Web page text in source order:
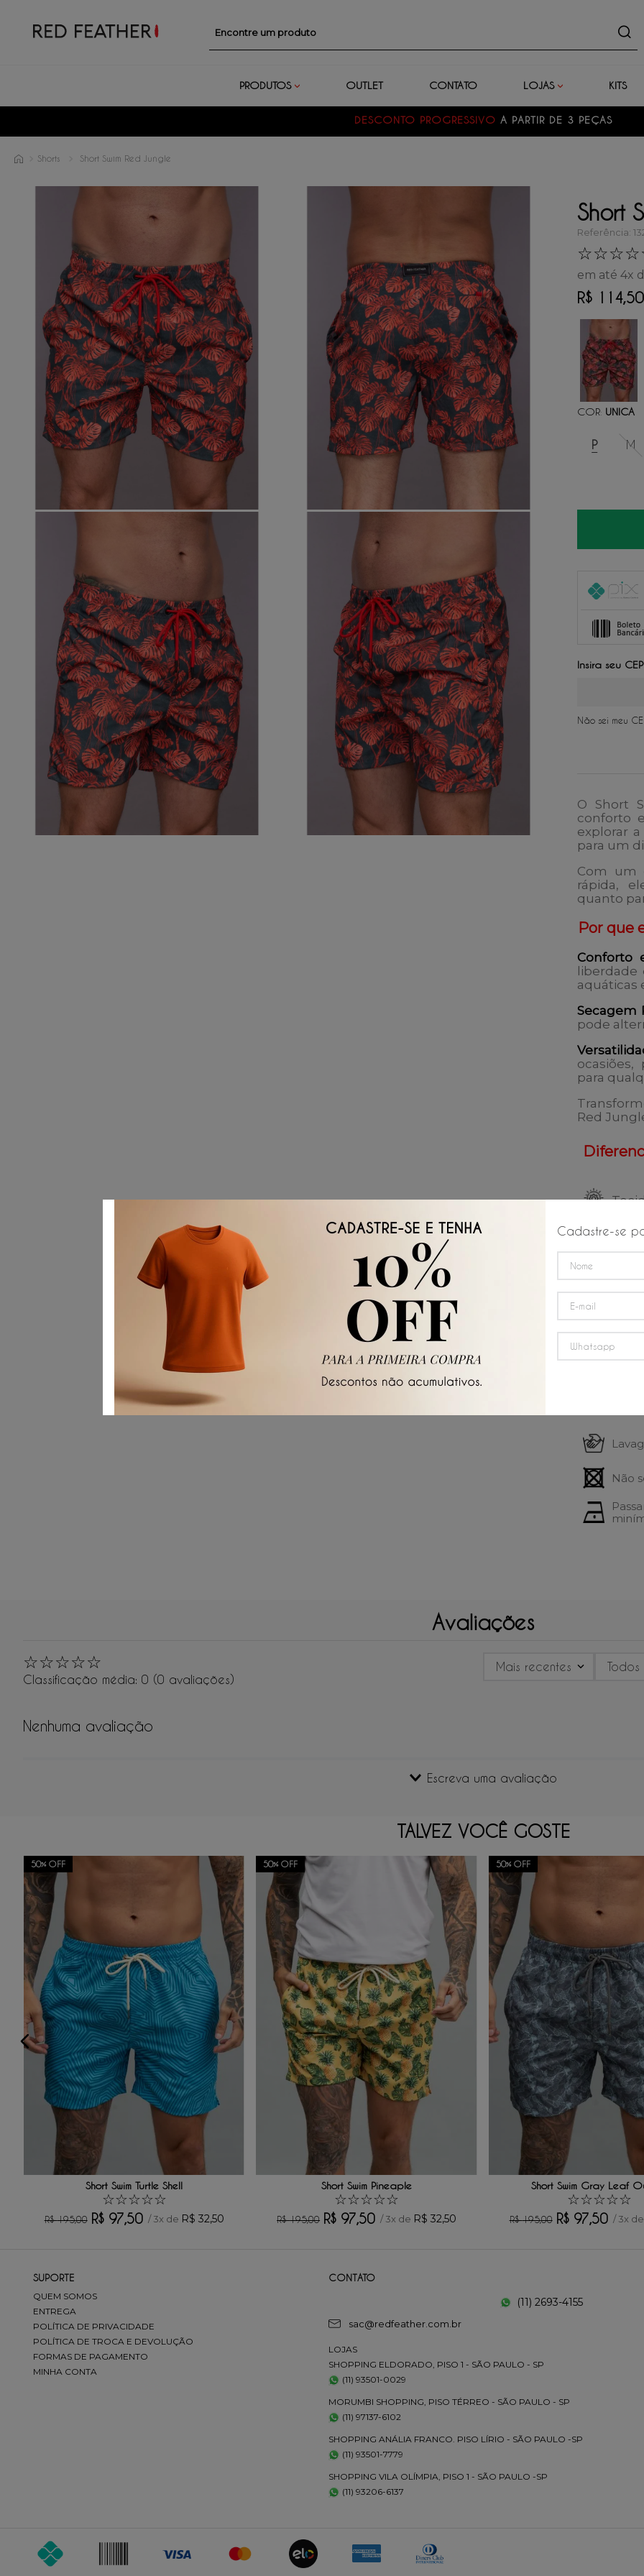
PRODUTOS OUTLET CONTATO LOJAS KITS
DESCONTO PROGRESSIVO A PARTIR DE 3 PEÇAS
Shorts Short Swim Red Jungle
Short
Referência:
☆☆☆☆
em até4x
R$ 114,50
P M
COR: UNICA
1 de R$
3x de R$
Não sei meu
O Short
conforto
explorar
para um
Com um
rápida,
quanto
Por que
Conforto
aquáticas
Secagem
pode
para
Red
90%
Não
Avaliações
☆☆☆☆☆
Classificação média: 0 (0 avaliações)
Escreva uma avaliação
Título
Avalie o produto de 1 a 5 estrelas
★★★★★
Seu nome
Sua localização
Endereço de email
Escreva uma avaliação
Mais recentes Todos
Nenhuma avaliação
TALVEZ VOCÊ GOSTE
50% OFF
Short Swim Turtle Shell
☆☆☆☆☆
R$ 195,00 R$ 97,50 /3x de R$ 32,50
50% OFF
Short Swim Pineaple
☆☆☆☆☆
R$ 195,00 R$ 97,50 /3x de R$ 32,50
50%OFF
Short Swim Gray Leaf
☆☆☆☆☆
R$ 195,00 R$ 97,50 /3x
SUPORTE
QUEM SOMOS
ENTREGA
POLÍTICA DE PRIVACIDADE
POLÍTICA DE TROCA E DEVOLUÇÃO
FORMAS DE PAGAMENTO
MINHA CONTA
CONTATO
(11) 2693-4155
sac@redfeather.com.br
LOJAS
SHOPPING ELDORADO, PISO 1 - SÃO PAULO - SP
(11) 93501-0029
MORUMBI SHOPPING, PISO TÉRREO - SÃO PAULO - SP
(11) 97137-6102
SHOPPING ANÁLIA FRANCO. PISO LÍRIO - SÃO PAULO -SP
(11) 93501-7779
SHOPPING VILA OLÍMPIA, PISO 1 - SÃO PAULO -SP
(11) 93206-6137
Cadastre-se